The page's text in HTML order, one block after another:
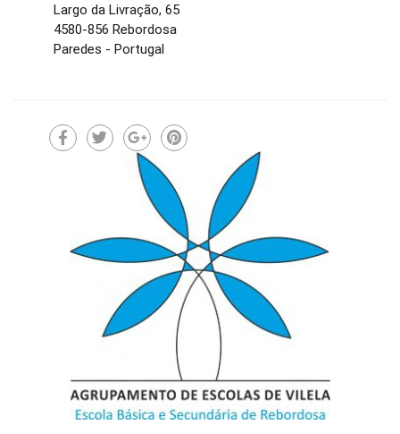
Largo da Livração, 65
4580-856 Rebordosa
Paredes - Portugal